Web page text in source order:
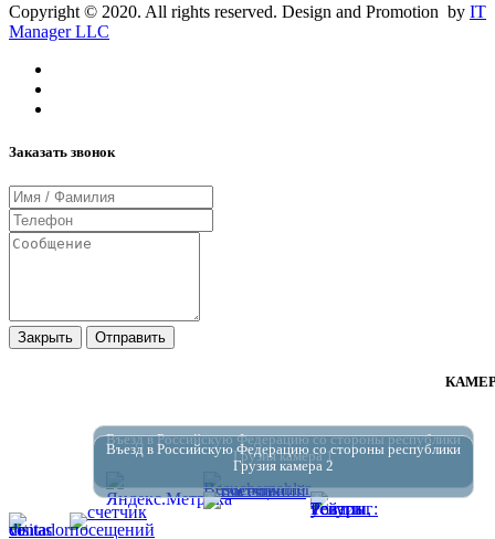
Copyright © 2020. All rights reserved. Design and Promotion by IT
Manager LLC
Заказать звонок
Закрыть Отправить
Въезд в Российскую Федерацию со стороны республики
Грузия камера 1
Въезд в Российскую Федерацию со стороны республики
Грузия камера 2